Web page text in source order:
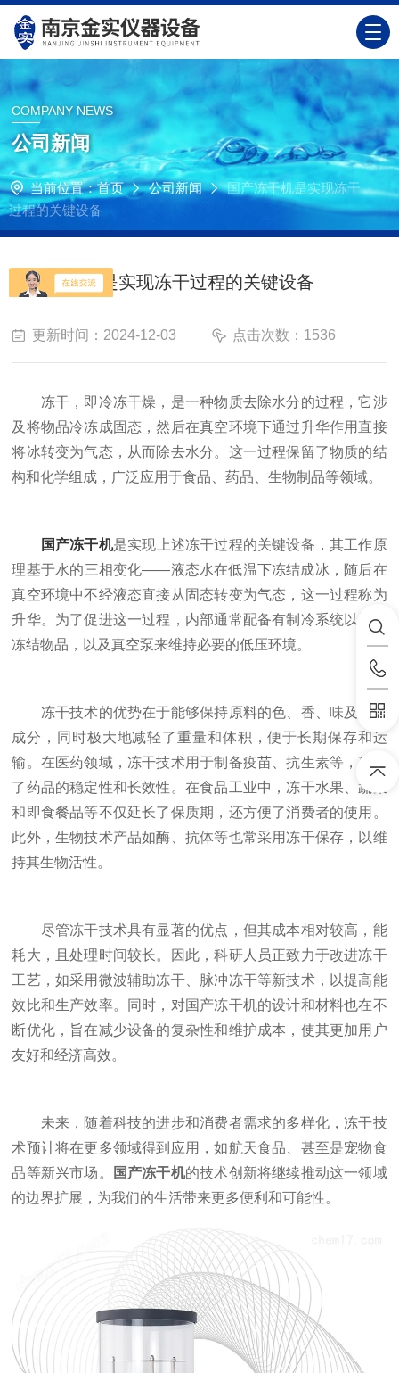
COMPANY NEWS
公司新闻
当前位置：首页 公司新闻
国产冻干机是实现冻干
过程的关键设备
国产冻干机是实现冻干过程的关键设备
更新时间：2024-12-03 点击次数：1536
冻干，即冷冻干燥，是一种物质去除水分的过程，它涉
及将物品冷冻成固态，然后在真空环境下通过升华作用直接
将冰转变为气态，从而除去水分。这一过程保留了物质的结
构和化学组成，广泛应用于食品、药品、生物制品等领域。
国产冻干机是实现上述冻干过程的关键设备，其工作原
理基于水的三相变化——液态水在低温下冻结成冰，随后在
真空环境中不经液态直接从固态转变为气态，这一过程称为
升华。为了促进这一过程，内部通常配备有制冷系统以快速
冻结物品，以及真空泵来维持必要的低压环境。
冻干技术的优势在于能够保持原料的色、香、味及营养
成分，同时极大地减轻了重量和体积，便于长期保存和运
输。在医药领域，冻干技术用于制备疫苗、抗生素等，确保
了药品的稳定性和长效性。在食品工业中，冻干水果、蔬菜
和即食餐品等不仅延长了保质期，还方便了消费者的使用。
此外，生物技术产品如酶、抗体等也常采用冻干保存，以维
持其生物活性。
尽管冻干技术具有显著的优点，但其成本相对较高，能
耗大，且处理时间较长。因此，科研人员正致力于改进冻干
工艺，如采用微波辅助冻干、脉冲冻干等新技术，以提高能
效比和生产效率。同时，对国产冻干机的设计和材料也在不
断优化，旨在减少设备的复杂性和维护成本，使其更加用户
友好和经济高效。
未来，随着科技的进步和消费者需求的多样化，冻干技
术预计将在更多领域得到应用，如航天食品、甚至是宠物食
品等新兴市场。
国产冻干机的技术创新将继续推动这一领域
的边界扩展，为我们的生活带来更多便利和可能性。